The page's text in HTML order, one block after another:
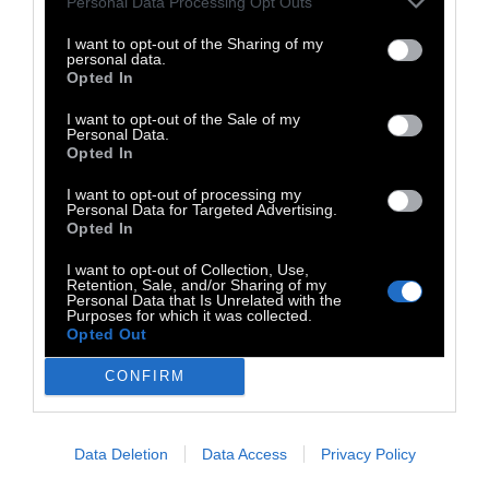
I want to opt-out of the Sharing of my
personal data.
Opted In
I want to opt-out of the Sale of my
Personal Data.
Opted In
I want to opt-out of processing my
Personal Data for Targeted Advertising.
Opted In
I want to opt-out of Collection, Use,
Retention, Sale, and/or Sharing of my
Personal Data that Is Unrelated with the
Purposes for which it was collected.
Opted Out
CONFIRM
Data Deletion Data Access Privacy Policy
Ακολουθήστε μας στοInstagramκαι στο
Facebookγια να βλέπετε τα άρθρα που σας
ενδιαφέρουν
TAGS:
Project